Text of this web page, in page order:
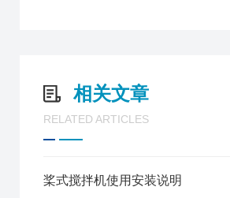
相关文章
RELATED ARTICLES
桨式搅拌机使用安装说明